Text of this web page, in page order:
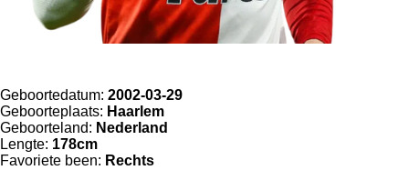
Geboortedatum: 2002-03-29
Geboorteplaats: Haarlem
Geboorteland: Nederland
Lengte: 178cm
Favoriete been: Rechts